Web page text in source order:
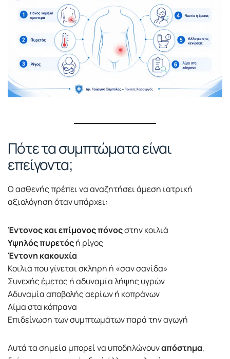
Πότε τα συμπτώματα είναι
επείγοντα;
Ο ασθενής πρέπει να αναζητήσει άμεση ιατρική
αξιολόγηση όταν υπάρχει:
Έντονος και επίμονος πόνοςστην κοιλιά
Υψηλός πυρετόςή ρίγος
Έντονη κακουχία
Κοιλιά που γίνεται σκληρή ή «σαν σανίδα»
Συνεχής έμετος ή αδυναμία λήψης υγρών
Αδυναμία αποβολής αερίων ή κοπράνων
Αίμα στα κόπρανα
Επιδείνωση των συμπτωμάτων παρά την αγωγή
Αυτά τα σημεία μπορεί να υποδηλώνουναπόστημα,